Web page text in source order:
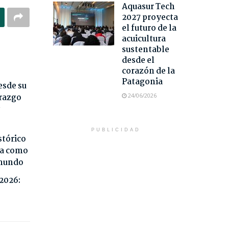
su
como
Aquasur Tech
2027 proyecta
el futuro de la
acuicultura
sustentable
desde el
corazón de la
Patagonia
24/06/2026
PUBLICIDAD